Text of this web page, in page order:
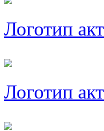
Логотип
Логотип